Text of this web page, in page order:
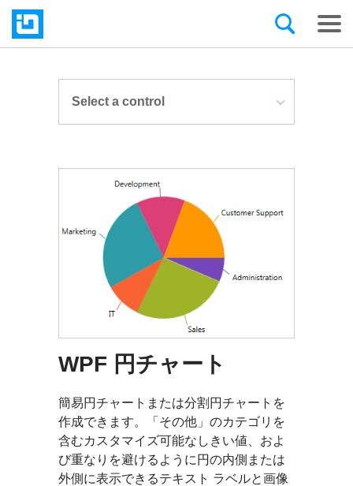
Select a control
WPF 円チャート
簡易円チャートまたは分割円チャートを
作成できます。「その他」のカテゴリを
含むカスタマイズ可能なしきい値、およ
び重なりを避けるように円の内側または
外側に表示できるテキスト ラベルと画像